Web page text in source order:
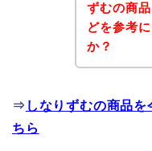
ずむの商
どを参考
か？
⇒ しなりずむの商品
ちら